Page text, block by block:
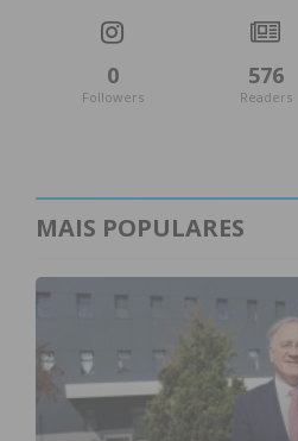
0
Followers
576
Readers
MAIS POPULARES